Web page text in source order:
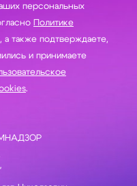
Политике
, а также подтверждаете,
и принимаете
.